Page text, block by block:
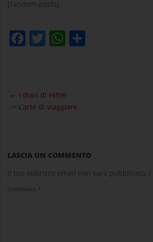
[random-posts]
Facebook
TwitterWhatsApp
01-
28
← I diari di Hitler
-> L’arte di viaggiare
LASCIA UN COMMENTO
Il tuo indirizzo email non sarà pubblicato.
Commento *